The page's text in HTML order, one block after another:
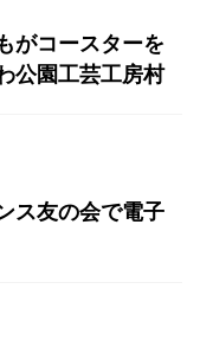
がコースターを
公園工芸工房村
ス友の会で電子